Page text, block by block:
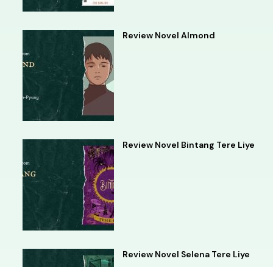
Review Novel Almond
Review Novel Bintang Tere Liye
Review Novel Selena Tere Liye